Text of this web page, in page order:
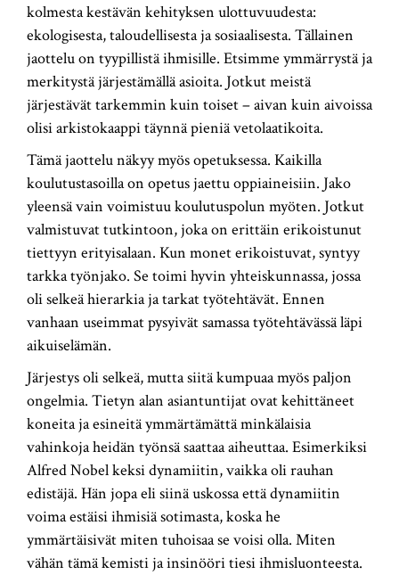
kolmesta kestävän kehityksen ulottuvuudesta:
ekologisesta, taloudellisesta ja sosiaalisesta. Tällainen
jaottelu on tyypillistä ihmisille. Etsimme ymmärrystä ja
merkitystä järjestämällä asioita. Jotkut meistä
järjestävät tarkemmin kuin toiset – aivan kuin aivoissa
olisi arkistokaappi täynnä pieniä vetolaatikoita.
Tämä jaottelu näkyy myös opetuksessa. Kaikilla
koulutustasoilla on opetus jaettu oppiaineisiin. Jako
yleensä vain voimistuu koulutuspolun myöten. Jotkut
valmistuvat tutkintoon, joka on erittäin erikoistunut
tiettyyn erityisalaan. Kun monet erikoistuvat, syntyy
tarkka työnjako. Se toimi hyvin yhteiskunnassa, jossa
oli selkeä hierarkia ja tarkat työtehtävät. Ennen
vanhaan useimmat pysyivät samassa työtehtävässä läpi
aikuiselämän.
Järjestys oli selkeä, mutta siitä kumpuaa myös paljon
ongelmia. Tietyn alan asiantuntijat ovat kehittäneet
koneita ja esineitä ymmärtämättä minkälaisia
vahinkoja heidän työnsä saattaa aiheuttaa. Esimerkiksi
Alfred Nobel keksi dynamiitin, vaikka oli rauhan
edistäjä. Hän jopa eli siinä uskossa että dynamiitin
voima estäisi ihmisiä sotimasta, koska he
ymmärtäisivät miten tuhoisaa se voisi olla. Miten
vähän tämä kemisti ja insinööri tiesi ihmisluonteesta.